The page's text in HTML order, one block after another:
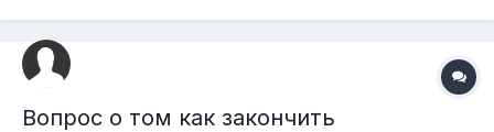
Вопрос о том как закончить